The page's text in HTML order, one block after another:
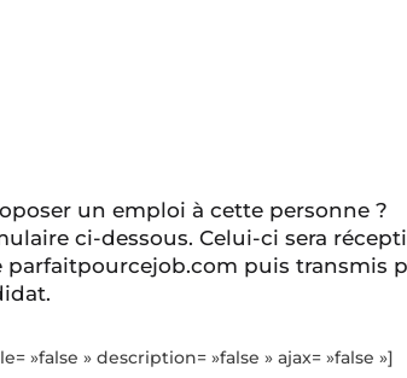
un emploi à cette personne ?
ci-dessous. Celui-ci sera
parfaitpourcejob.com puis transmis
»false » description= »false » ajax= »false »]